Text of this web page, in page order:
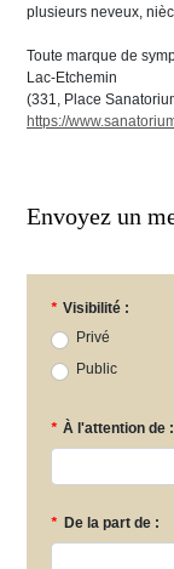
plusieurs neveux,
Toute marque de
Lac-Etchemin
(331, Place
https://
Envoyez un
* Visibilité :
Privé
Public
* À l'attention de :
* De la part de :